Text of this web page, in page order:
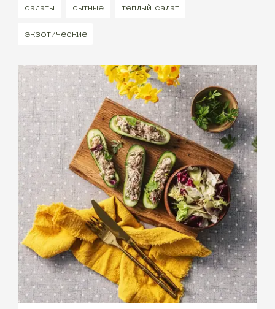
салаты сытные тёплый салат
экзотические